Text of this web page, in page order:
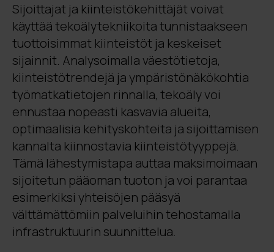
Sijoittajat ja kiinteistökehittäjät voivat
käyttää tekoälytekniikoita tunnistaakseen
tuottoisimmat kiinteistöt ja keskeiset
sijainnit. Analysoimalla väestötietoja,
kiinteistötrendejä ja ympäristönäkökohtia
työmatkatietojen rinnalla, tekoäly voi
ennustaa nopeasti kasvavia alueita,
optimaalisia kehityskohteita ja sijoittamisen
kannalta kiinnostavia kiinteistötyyppejä.
Tämä lähestymistapa auttaa maksimoimaan
sijoitetun pääoman tuoton ja voi parantaa
esimerkiksi yhteisöjen pääsyä
välttämättömiin palveluihin tehostamalla
infrastruktuurin suunnittelua.